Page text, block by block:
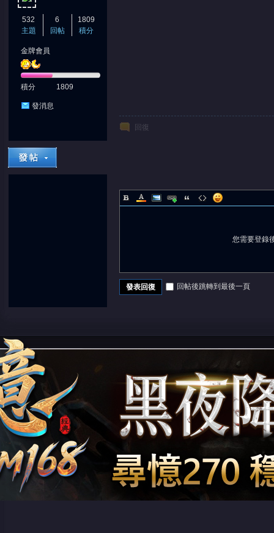
532
主題
6
回帖
1809
積分
金牌會員
積分 1809
發消息
回復
您需要登錄
發表回復 回帖後跳轉到最後一頁